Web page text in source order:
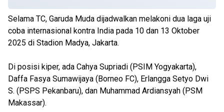
Selama TC, Garuda Muda dijadwalkan melakoni dua laga uji
coba internasional kontra India pada 10 dan 13 Oktober
2025 di Stadion Madya, Jakarta.
Di posisi kiper, ada Cahya Supriadi (PSIM Yogyakarta),
Daffa Fasya Sumawijaya (Borneo FC), Erlangga Setyo Dwi
S. (PSPS Pekanbaru), dan Muhammad Ardiansyah (PSM
Makassar).